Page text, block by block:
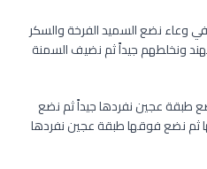
وعاء نضع السميد الفرخة والسكر
ونخلطهم جيداً ثم نضيف السمنة
طبقة عجين نفردها جيداً ثم نضع
ثم نضع فوقها طبقة عجين نفردها